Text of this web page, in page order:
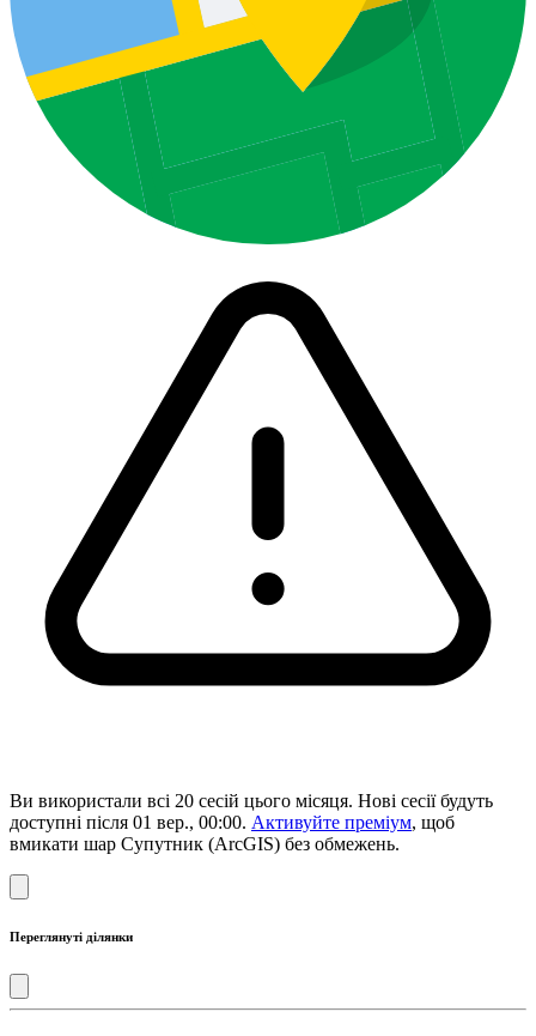
Ви використали всі 20 сесій цього місяця. Нові сесії будуть
доступні після 01 вер., 00:00. Активуйте преміум, щоб
вмикати шар Супутник (ArcGIS) без обмежень.
Переглянуті ділянки